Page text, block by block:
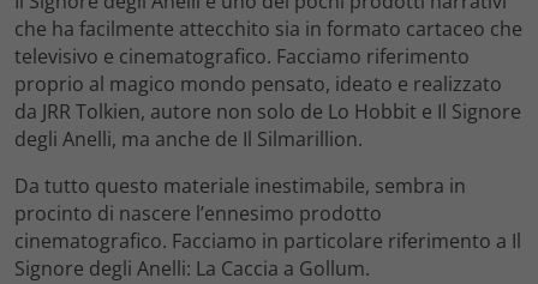
che ha facilmente attecchito sia in formato cartaceo che
televisivo e cinematografico. Facciamo riferimento
proprio al magico mondo pensato, ideato e realizzato
da JRR Tolkien, autore non solo de Lo Hobbit e Il Signore
degli Anelli, ma anche de Il Silmarillion.
Da tutto questo materiale inestimabile, sembra in
procinto di nascere l’ennesimo prodotto
cinematografico. Facciamo in particolare riferimento a Il
Signore degli Anelli: La Caccia a Gollum.